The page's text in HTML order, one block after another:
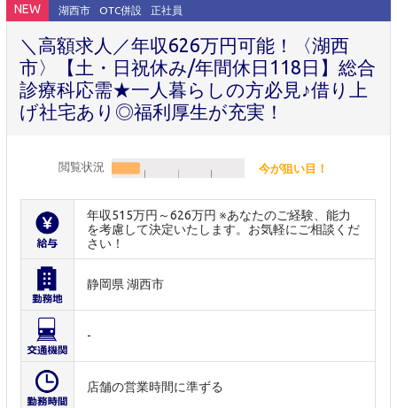
NEW 湖西市 OTC併設 正社員
＼高額求人／年収626万円可能！〈湖西
市〉【土・日祝休み/年間休日118日】総合
診療科応需★一人暮らしの方必見♪借り上
げ社宅あり◎福利厚生が充実！
閲覧状況 今が狙い目！
年収515万円～626万円 ※あなたのご経験、能力
を考慮して決定いたします。お気軽にご相談くだ
さい！
静岡県 湖西市
-
店舗の営業時間に準ずる